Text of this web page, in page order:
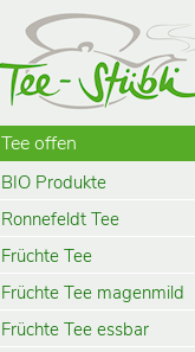
Tee offen
BIO Produkte
Ronnefeldt Tee
Früchte Tee
Früchte Tee magenmild
Früchte Tee essbar